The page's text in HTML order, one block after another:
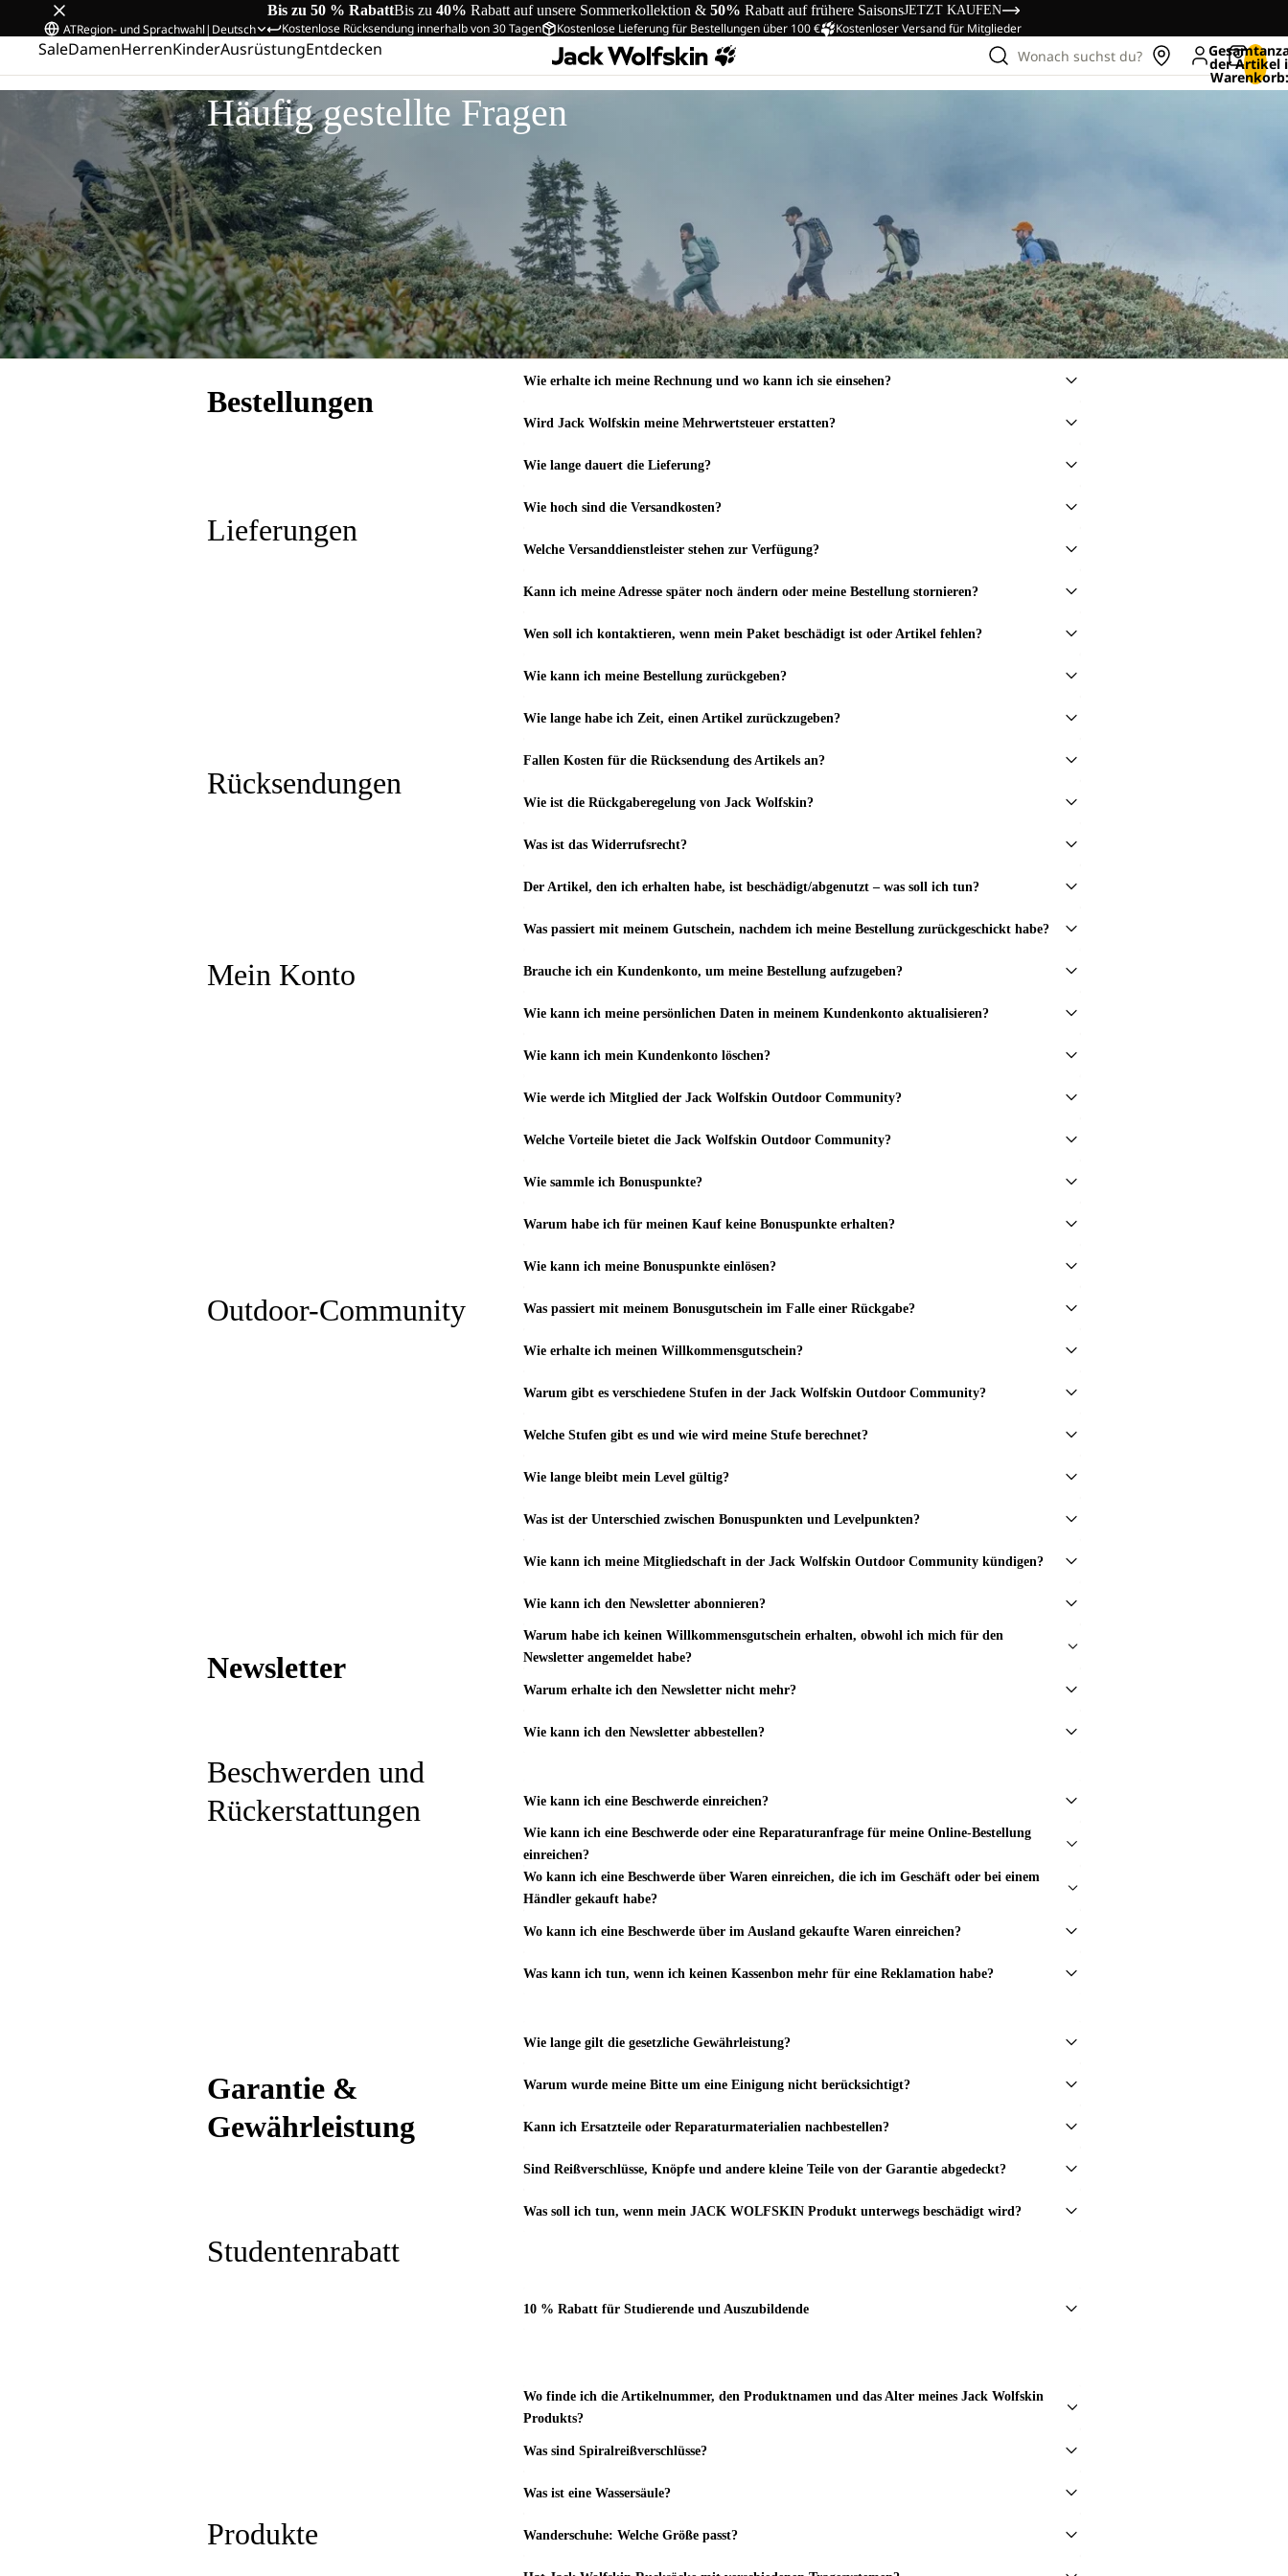
Bis zu 50 % RabattBis zu 40% Rabatt auf unsere Sommerkollektion & 50% Rabatt auf frühere SaisonsJETZT KAUFEN
Kostenlose Rücksendung innerhalb von 30 Tagen Kostenlose Lieferung für Bestellungen über 100 € Kostenloser Versand für Mitglieder
ATRegion- und Sprachwahl| Deutsch
SaleDamenHerrenKinderAusrüstungEntdecken Wonach suchst du? der Artikel
Häufig gestellte Fragen
Bestellungen
Wie erhalte ich meine Rechnung und wo kann ich sie einsehen?
Wird Jack Wolfskin meine Mehrwertsteuer erstatten?
Lieferungen
Wie lange dauert die Lieferung?
Wie hoch sind die Versandkosten?
Welche Versanddienstleister stehen zur Verfügung?
Kann ich meine Adresse später noch ändern oder meine Bestellung stornieren?
Wen soll ich kontaktieren, wenn mein Paket beschädigt ist oder Artikel fehlen?
Rücksendungen
Wie kann ich meine Bestellung zurückgeben?
Wie lange habe ich Zeit, einen Artikel zurückzugeben?
Fallen Kosten für die Rücksendung des Artikels an?
Wie ist die Rückgaberegelung von Jack Wolfskin?
Was ist das Widerrufsrecht?
Der Artikel, den ich erhalten habe, ist beschädigt/abgenutzt – was soll ich tun?
Was passiert mit meinem Gutschein, nachdem ich meine Bestellung zurückgeschickt habe?
Mein Konto Brauche ich ein Kundenkonto, um meine Bestellung aufzugeben?
Wie kann ich meine persönlichen Daten in meinem Kundenkonto aktualisieren?
Wie kann ich mein Kundenkonto löschen?
Outdoor-Community
Wie werde ich Mitglied der Jack Wolfskin Outdoor Community?
Welche Vorteile bietet die Jack Wolfskin Outdoor Community?
Wie sammle ich Bonuspunkte?
Warum habe ich für meinen Kauf keine Bonuspunkte erhalten?
Wie kann ich meine Bonuspunkte einlösen?
Was passiert mit meinem Bonusgutschein im Falle einer Rückgabe?
Wie erhalte ich meinen Willkommensgutschein?
Warum gibt es verschiedene Stufen in der Jack Wolfskin Outdoor Community?
Welche Stufen gibt es und wie wird meine Stufe berechnet?
Wie lange bleibt mein Level gültig?
Was ist der Unterschied zwischen Bonuspunkten und Levelpunkten?
Wie kann ich meine Mitgliedschaft in der Jack Wolfskin Outdoor Community kündigen?
Newsletter
Wie kann ich den Newsletter abonnieren?
Warum habe ich keinen Willkommensgutschein erhalten, obwohl ich mich für den
Newsletter angemeldet habe?
Warum erhalte ich den Newsletter nicht mehr?
Wie kann ich den Newsletter abbestellen?
Beschwerden und
Rückerstattungen
Wie kann ich eine Beschwerde einreichen?
Wie kann ich eine Beschwerde oder eine Reparaturanfrage für meine Online-Bestellung
einreichen?
Wo kann ich eine Beschwerde über Waren einreichen, die ich im Geschäft oder bei einem
Händler gekauft habe?
Wo kann ich eine Beschwerde über im Ausland gekaufte Waren einreichen?
Was kann ich tun, wenn ich keinen Kassenbon mehr für eine Reklamation habe?
Garantie &
Gewährleistung
Wie lange gilt die gesetzliche Gewährleistung?
Warum wurde meine Bitte um eine Einigung nicht berücksichtigt?
Kann ich Ersatzteile oder Reparaturmaterialien nachbestellen?
Sind Reißverschlüsse, Knöpfe und andere kleine Teile von der Garantie abgedeckt?
Was soll ich tun, wenn mein JACK WOLFSKIN Produkt unterwegs beschädigt wird?
Studentenrabatt
10 % Rabatt für Studierende und Auszubildende
Produkte
Wo finde ich die Artikelnummer, den Produktnamen und das Alter meines Jack Wolfskin
Produkts?
Was sind Spiralreißverschlüsse?
Was ist eine Wassersäule?
Wanderschuhe: Welche Größe passt?